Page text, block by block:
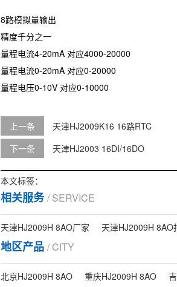
8路模拟量输出
精度千分之一
量程电流4-20mA 对应4000-20000
量程电流0-20mA 对应0-20000
量程电压0-10V 对应0-10000
上一条
天津HJ2009K16 16路RTC
下一条
天津HJ2003 16DI/16DO
本文标签：
相关服务/ SERVICE
天津HJ2009H 8AO厂家 天津HJ2009H 8AO
地区产品 / CITY
北京HJ2009H 8AO 重庆HJ2009H 8AO